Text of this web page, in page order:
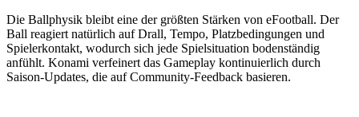
Die Ballphysik bleibt eine der größten Stärken von eFootball. Der
Ball reagiert natürlich auf Drall, Tempo, Platzbedingungen und
Spielerkontakt, wodurch sich jede Spielsituation bodenständig
anfühlt. Konami verfeinert das Gameplay kontinuierlich durch
Saison-Updates, die auf Community-Feedback basieren.